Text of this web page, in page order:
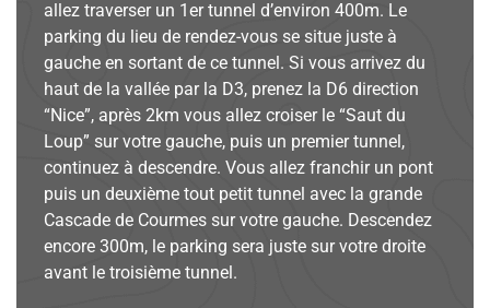
allez traverser un 1er tunnel d’environ 400m. Le
parking du lieu de rendez-vous se situe juste à
gauche en sortant de ce tunnel. Si vous arrivez du
haut de la vallée par la D3, prenez la D6 direction
“Nice”, après 2km vous allez croiser le “Saut du
Loup” sur votre gauche, puis un premier tunnel,
continuez à descendre. Vous allez franchir un pont
puis un deuxième tout petit tunnel avec la grande
Cascade de Courmes sur votre gauche. Descendez
encore 300m, le parking sera juste sur votre droite
avant le troisième tunnel.